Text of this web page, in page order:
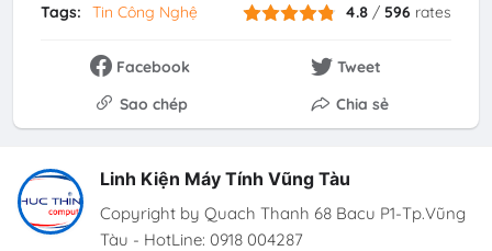
Tags: Tin Công Nghệ 4.8 /596 rates
Facebook
Tweet
Sao chép
Chia sẻ
Linh Kiện Máy Tính Vũng Tàu
Copyright by Quach Thanh 68 Bacu P1-Tp.Vũng
Tàu - HotLine: 0918 004287